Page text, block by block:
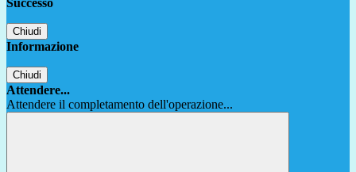
Successo
Chiudi
Informazione
Chiudi
Attendere...
Attendere il completamento dell'operazione...